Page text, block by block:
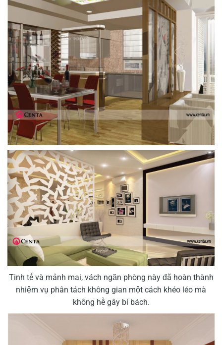
Tinh tế và mảnh mai, vách ngăn phòng này đã hoàn thành
nhiệm vụ phân tách không gian một cách khéo léo mà
không hề gây bí bách.